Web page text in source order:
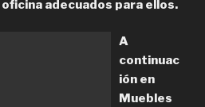
adecuados para ellos.
A
continuac
ión en
Muebles